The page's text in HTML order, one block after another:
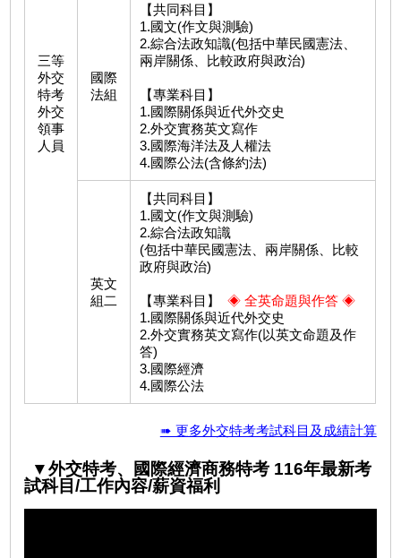
三等
外交
特考
外交
領事
人員
國際
法組
【共同科目】
1.國文(作文與測驗)
2.綜合法政知識(包括中華民國憲法、
兩岸關係、比較政府與政治)
【專業科目】
1.國際關係與近代外交史
2.外交實務英文寫作
3.國際海洋法及人權法
4.國際公法(含條約法)
英文
組二
【共同科目】
1.國文(作文與測驗)
2.綜合法政知識
(包括中華民國憲法、兩岸關係、比較
政府與政治)
【專業科目】
◈ 全英命題與作答 ◈
1.國際關係與近代外交史
2.外交實務英文寫作(以英文命題及作
答)
3.國際經濟
4.國際公法
➠ 更多外交特考考試科目及成績計算
▼外交特考、國際經濟商務特考 116年最新考
試科目/工作內容/薪資福利